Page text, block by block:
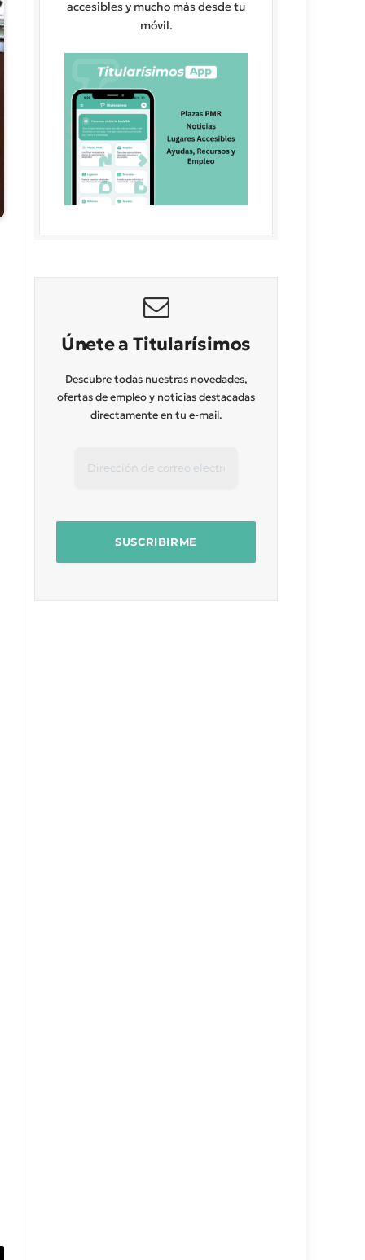
accesibles y mucho más desde tu
móvil.
Únete a Titularísimos
Descubre todas nuestras novedades,
ofertas de empleo y noticias destacadas
directamente en tu e-mail.